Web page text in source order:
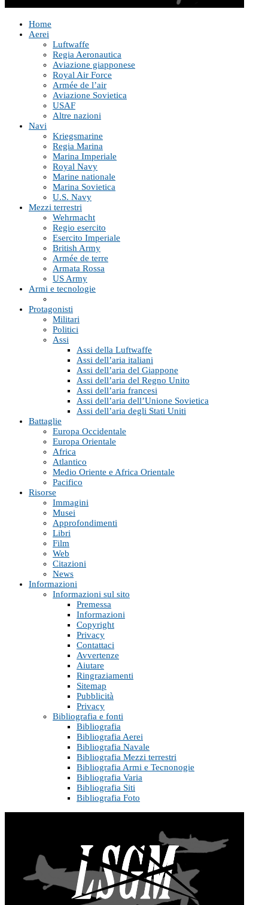
Home
Aerei
Luftwaffe
Regia Aeronautica
Aviazione giapponese
Royal Air Force
Armée de l’air
Aviazione Sovietica
USAF
Altre nazioni
Navi
Kriegsmarine
Regia Marina
Marina Imperiale
Royal Navy
Marine nationale
Marina Sovietica
U.S. Navy
Mezzi terrestri
Wehrmacht
Regio esercito
Esercito Imperiale
British Army
Armée de terre
Armata Rossa
US Army
Armi e tecnologie
Protagonisti
Militari
Politici
Assi
Assi della Luftwaffe
Assi dell’aria italiani
Assi dell’aria del Giappone
Assi dell’aria del Regno Unito
Assi dell’aria francesi
Assi dell’aria dell’Unione Sovietica
Assi dell’aria degli Stati Uniti
Battaglie
Europa Occidentale
Europa Orientale
Africa
Atlantico
Medio Oriente e Africa Orientale
Pacifico
Risorse
Immagini
Musei
Approfondimenti
Libri
Film
Web
Citazioni
News
Informazioni
Informazioni sul sito
Premessa
Informazioni
Copyright
Privacy
Contattaci
Avvertenze
Aiutare
Ringraziamenti
Sitemap
Pubblicità
Privacy
Bibliografia e fonti
Bibliografia
Bibliografia Aerei
Bibliografia Navale
Bibliografia Mezzi terrestri
Bibliografia Armi e Tecnonogie
Bibliografia Varia
Bibliografia Siti
Bibliografia Foto